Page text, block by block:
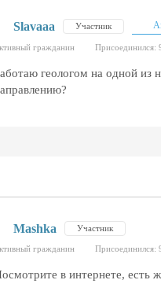
Slavaаа Участник
гражданин Присоединился:
геологом на одной
Mashka Участник
гражданин Присоединился:
в интернете, есть